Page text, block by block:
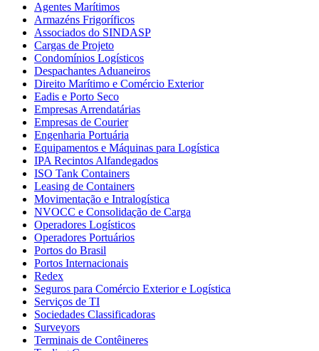
Agentes Marítimos
Armazéns Frigoríficos
Associados do SINDASP
Cargas de Projeto
Condomínios Logísticos
Despachantes Aduaneiros
Direito Marítimo e Comércio Exterior
Eadis e Porto Seco
Empresas Arrendatárias
Empresas de Courier
Engenharia Portuária
Equipamentos e Máquinas para Logística
IPA Recintos Alfandegados
ISO Tank Containers
Leasing de Containers
Movimentação e Intralogística
NVOCC e Consolidação de Carga
Operadores Logísticos
Operadores Portuários
Portos do Brasil
Portos Internacionais
Redex
Seguros para Comércio Exterior e Logística
Serviços de TI
Sociedades Classificadoras
Surveyors
Terminais de Contêineres